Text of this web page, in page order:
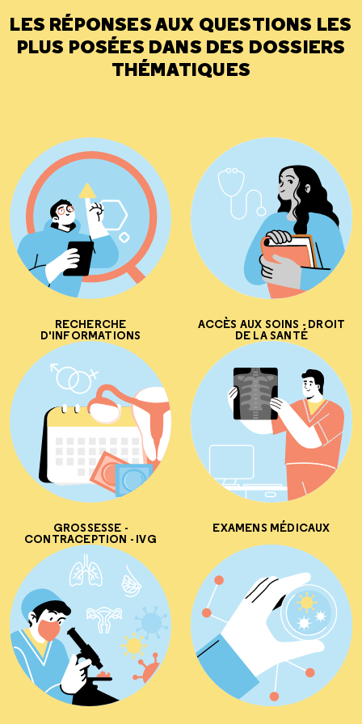
LES RÉPONSES AUX QUESTIONS LES
PLUS POSÉES DANS DES DOSSIERS
THÉMATIQUES
RECHERCHE
D'INFORMATIONS
ACCÈS AUX SOINS - DROIT
DE LA SANTÉ
GROSSESSE -
CONTRACEPTION - IVG
EXAMENS MÉDICAUX